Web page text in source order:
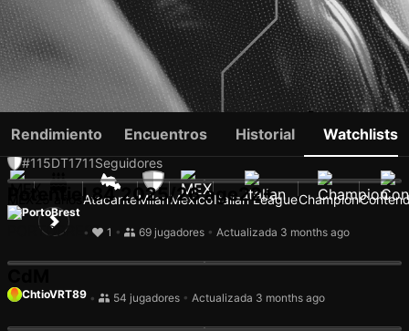
SANTIAGO GIMÉNEZ
#115DT1711Seguidores
AtacanteMilanMexicoItalian LeagueChampion
Rendimiento Encuentros Historial Watchlists
Potentiel 84 2025/26 age22+
PortoBrest
•
1 • 69 jugadores • Actualizada 3 months ago
ChtioVRT89 • 54 jugadores • Actualizada 3 months ago